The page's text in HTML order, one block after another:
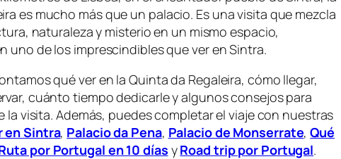
es mucho más que un palacio. Es una visita que mezcla
naturaleza y misterio en un mismo espacio,
uno de los imprescindibles que ver en Sintra.
qué ver en la Quinta da Regaleira, cómo llegar,
cuánto tiempo dedicarle y algunos consejos para
la visita. Además, puedes completar el viaje con nuestras
en Sintra, Palacio da Pena, Palacio de Monserrate,Qué
por Portugal en 10 días yRoad trip por Portugal.